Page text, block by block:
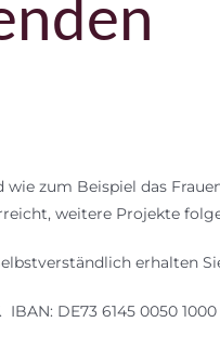
zum Beispiel das
weitere Projekte
erhalten
DE73 6145 0050 1000